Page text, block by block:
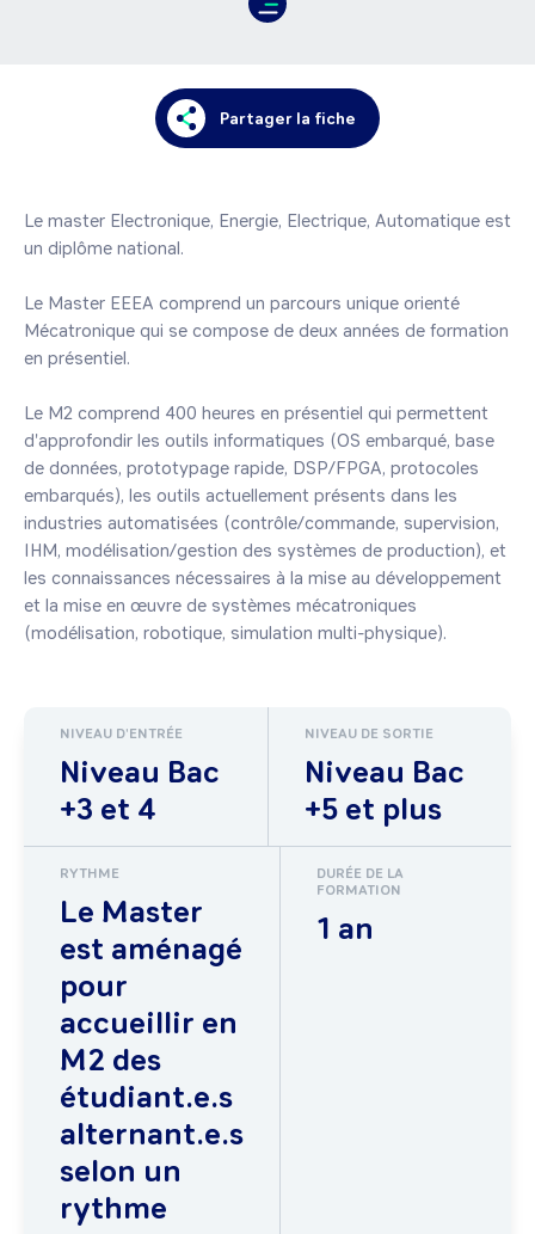
Partager la fiche
Le master Electronique, Energie, Electrique, Automatique est
un diplôme national.
Le Master EEEA comprend un parcours unique orienté
Mécatronique qui se compose de deux années de formation
en présentiel.
Le M2 comprend 400 heures en présentiel qui permettent
d'approfondir les outils informatiques (OS embarqué, base
de données, prototypage rapide, DSP/FPGA, protocoles
embarqués), les outils actuellement présents dans les
industries automatisées (contrôle/commande, supervision,
IHM, modélisation/gestion des systèmes de production), et
les connaissances nécessaires à la mise au développement
et la mise en œuvre de systèmes mécatroniques
(modélisation, robotique, simulation multi-physique).
NIVEAU D'ENTRÉE
Niveau Bac
+3 et 4
NIVEAU DE SORTIE
Niveau Bac
+5 et plus
RYTHME
Le Master
est aménagé
pour
accueillir en
M2 des
étudiant.e.s
alternant.e.s
selon un
rythme
DURÉE DE LA
FORMATION
1 an